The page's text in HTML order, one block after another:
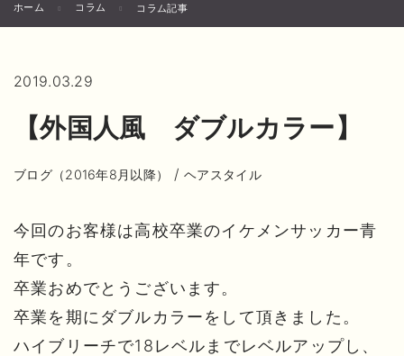
ホーム コラム コラム記事
2019.03.29
【外国人風 ダブルカラー】
ブログ（2016年8月以降） /ヘアスタイル
今回のお客様は高校卒業のイケメンサッカー青
年です。
卒業おめでとうございます。
卒業を期にダブルカラーをして頂きました。
ハイブリーチで18レベルまでレベルアップし、